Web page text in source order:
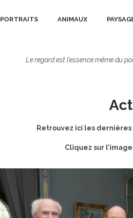
PORTRAITS ANIMAUX
Le regard est l’essence même du
Retrouvez ici les
Cliquez sur